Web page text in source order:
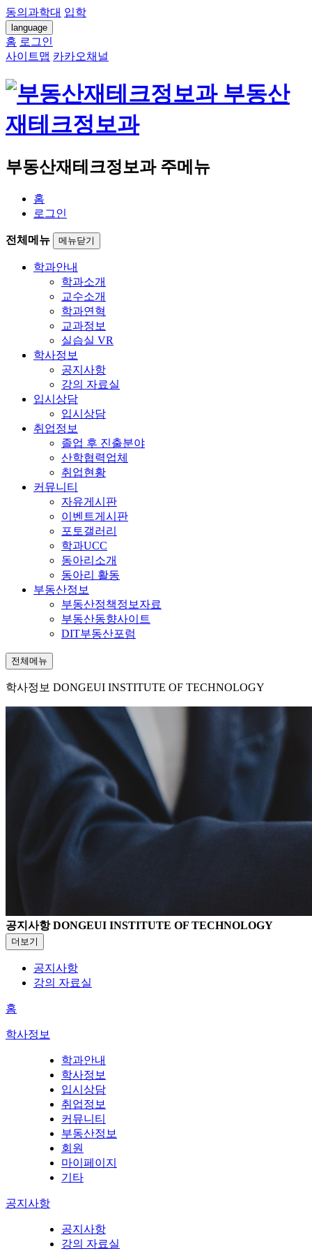
동의과학대 입학
language
홈 로그인
사이트맵 카카오채널
부동산
재테크정보과
부동산재테크정보과 주메뉴
홈
로그인
전체메뉴 메뉴닫기
학과안내
학과소개
교수소개
학과연혁
교과정보
실습실 VR
학사정보
공지사항
강의 자료실
입시상담
입시상담
취업정보
졸업 후 진출분야
산학협력업체
취업현황
커뮤니티
자유게시판
이벤트게시판
포토갤러리
학과UCC
동아리소개
동아리 활동
부동산정보
부동산정책정보자료
부동산동향사이트
DIT부동산포럼
전체메뉴
학사정보 DONGEUI INSTITUTE OF TECHNOLOGY
공지사항DONGEUI INSTITUTE OF TECHNOLOGY
더보기
공지사항
강의 자료실
홈
학사정보
학과안내
학사정보
입시상담
취업정보
커뮤니티
부동산정보
회원
마이페이지
기타
공지사항
공지사항
강의 자료실